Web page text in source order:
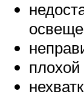
плохой